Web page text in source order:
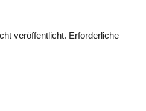
veröffentlicht. Erforderliche